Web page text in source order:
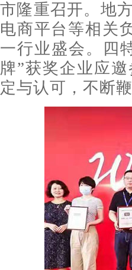
市隆重召开。地
电商平台等相关
一行业盛会。四
牌”获奖企业应
定与认可，不断